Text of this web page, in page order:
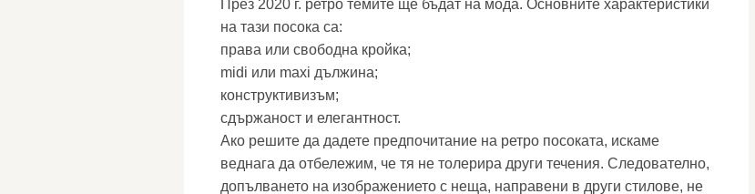
През 2020 г. ретро темите ще бъдат на мода. Основните характеристики
на тази посока са:
права или свободна кройка;
midi или maxi дължина;
конструктивизъм;
сдържаност и елегантност.
Ако решите да дадете предпочитание на ретро посоката, искаме
веднага да отбележим, че тя не толерира други течения. Следователно,
допълването на изображението с неща, направени в други стилове, не